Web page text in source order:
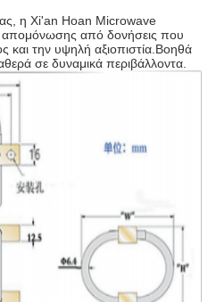
η Xi'an Hoan Microwave
απομόνωσης από δονήσεις που
και την υψηλή αξιοπιστία.Βοηθά
σε δυναμικά περιβάλλοντα.